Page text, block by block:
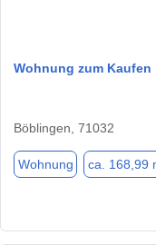
Wohnung zum Kaufen
Böblingen, 71032
Wohnung ca. 168,99